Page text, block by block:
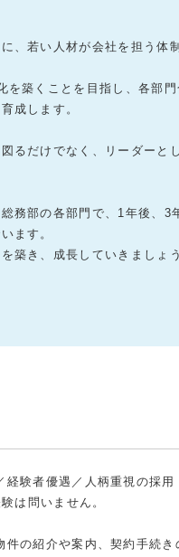
、若い人材が会社を担う体
を築くことを目指し、各部
成します。
るだけでなく、リーダーと
務部の各部門で、1年後、3
ます。
築き、成長していきましょ
験者優遇／人柄重視の採用
は問いません。
の紹介や案内、契約手続き